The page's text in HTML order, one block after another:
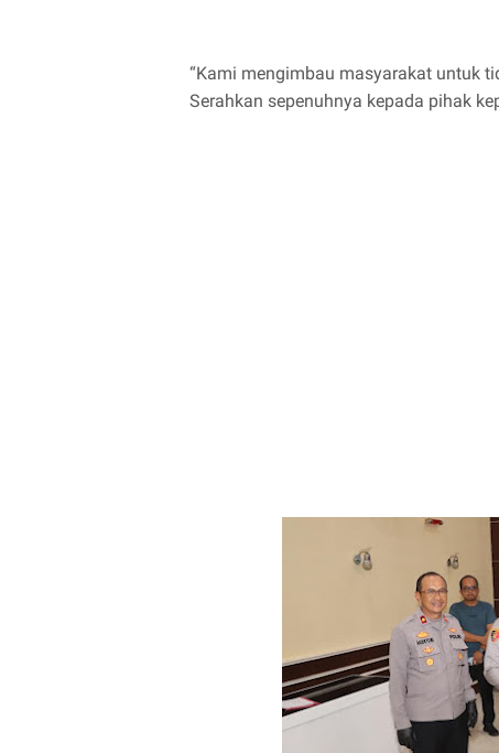
“Kami mengimbau masyarakat untuk
Serahkan sepenuhnya kepada pihak